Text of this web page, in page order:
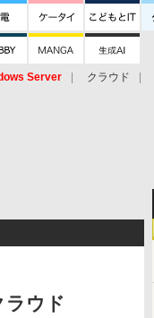
Server クラウド
ラウド